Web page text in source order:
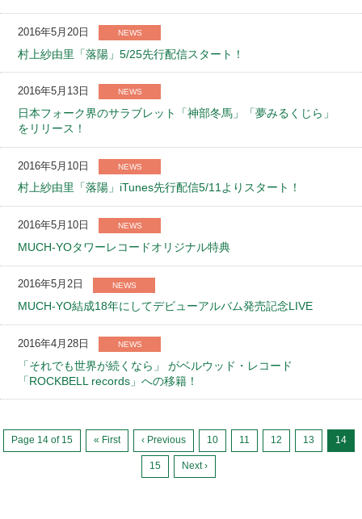
2016年5月20日 NEWS
村上紗由里「落陽」5/25先行配信スタート！
2016年5月13日 NEWS
日本フォーク界のサラブレット「神部冬馬」「夢みるくじら」
をリリース！
2016年5月10日 NEWS
村上紗由里「落陽」iTunes先行配信5/11よりスタート！
2016年5月10日 NEWS
MUCH-YOタワーレコードオリジナル特典
2016年5月2日 NEWS
MUCH-YO結成18年にしてデビューアルバム発売記念LIVE
2016年4月28日 NEWS
「それでも世界が続くなら」 がベルウッド・レコード
「ROCKBELL records」への移籍！
Page 14 of 15 « First ‹ Previous 10 11 12 13 14
15 Next ›